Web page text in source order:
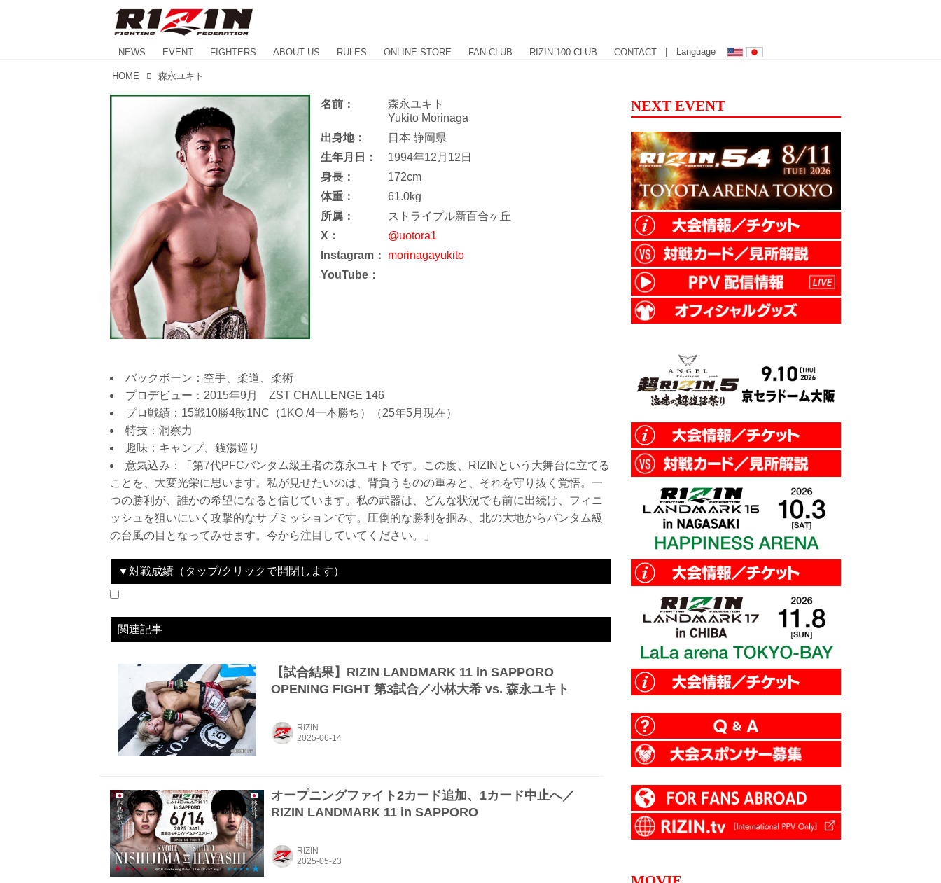
NEWS EVENT FIGHTERS ABOUT US RULES ONLINE STORE FAN CLUB RIZIN 100 CLUB CONTACT | Language
HOME 森永ユキト
名前：
森永ユキト
Yukito Morinaga
出身地：
日本 静岡県
生年月日：
1994年12月12日
身長：
172cm
体重：
61.0kg
所属：
ストライプル新百合ヶ丘
X：
@uotora1
Instagram：
morinagayukito
YouTube：
バックボーン：空手、柔道、柔術
プロデビュー：2015年9月 ZST CHALLENGE 146
プロ戦績：15戦10勝4敗1NC（1KO /4一本勝ち）（25年5月現在）
特技：洞察力
趣味：キャンプ、銭湯巡り
意気込み：「第7代PFCバンタム級王者の森永ユキトです。この度、RIZINという大舞台に立てる
ことを、大変光栄に思います。私が見せたいのは、背負うものの重みと、それを守り抜く覚悟。一
つの勝利が、誰かの希望になると信じています。私の武器は、どんな状況でも前に出続け、フィニ
ッシュを狙いにいく攻撃的なサブミッションです。圧倒的な勝利を掴み、北の大地からバンタム級
の台風の目となってみせます。今から注目していてください。」
▼対戦成績（タップ/クリックで開閉します）
関連記事
【試合結果】RIZIN LANDMARK 11 in SAPPORO
OPENING FIGHT 第3試合／小林大希 vs. 森永ユキト
RIZIN
オープニングファイト2カード追加、1カード中止へ／
RIZIN LANDMARK 11 in SAPPORO
RIZIN
NEXT EVENT